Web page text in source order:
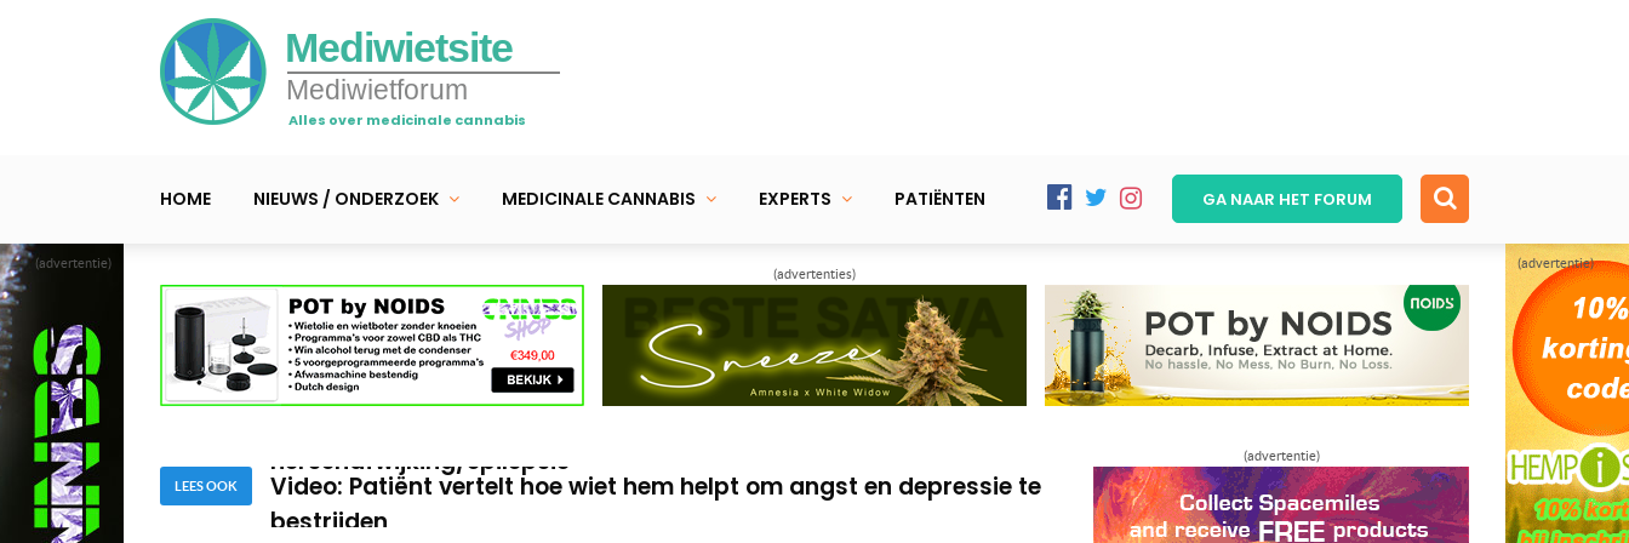
(advertentie) (advertentie)
Mediwietsite
Mediwietforum
Alles over medicinale cannabis
HOME NIEUWS / ONDERZOEK MEDICINALE CANNABIS EXPERTS PATIËNTEN GA NAAR HET FORUM
(advertenties)
LEES OOK
Video: pijndokter en haar Parkinson-patiënt over medicinale
cannabis
Video: Moeder Jessica over wiet voor haar dochtertje met
bestrijden
Video: pijndokter en haar Parkinson-patiënt over medicinale
(advertentie)